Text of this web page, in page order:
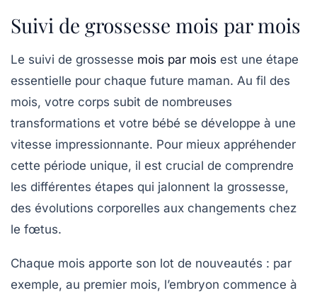
Suivi de grossesse mois par mois
Le suivi de grossesse mois par mois est une étape
essentielle pour chaque future maman. Au fil des
mois, votre corps subit de nombreuses
transformations et votre bébé se développe à une
vitesse impressionnante. Pour mieux appréhender
cette période unique, il est crucial de comprendre
les différentes étapes qui jalonnent la grossesse,
des évolutions corporelles aux changements chez
le fœtus.
Chaque mois apporte son lot de nouveautés : par
exemple, au premier mois, l’embryon commence à